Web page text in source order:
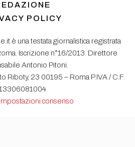
POLICY
è una testata giornalistica registrata
Iscrizione n°16/2013. Direttore
Antonio Pitoni.
Riboty, 23 00195 – Roma P.IVA / C.F.
consenso